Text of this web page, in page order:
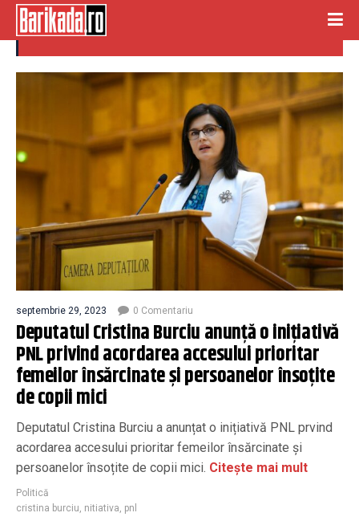
cristina burciu
septembrie 29, 2023 0 Comentariu
Deputatul Cristina Burciu anunță o inițiativă
PNL privind acordarea accesului prioritar
femeilor însărcinate și persoanelor însoțite
de copii mici
Deputatul Cristina Burciu a anunțat o inițiativă PNL prvind
acordarea accesului prioritar femeilor însărcinate și
persoanelor însoțite de copii mici. Citește mai mult
Politică
cristina burciu, nitiativa, pnl